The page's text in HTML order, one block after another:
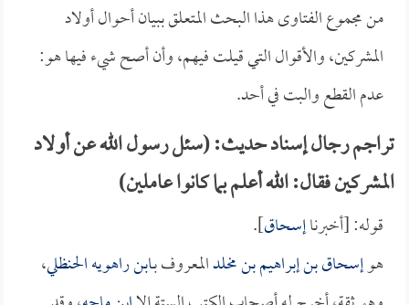
من مجموع الفتاوى هذا البحث المتعلق ببيان أحوال أولاد
المشركين، والأقوال التي قيلت فيهم، وأن أصح شيء فيها هو:
عدم القطع والبت في أحد.
تراجم رجال إسناد حديث: (سئل رسول الله عن أولاد
المشركين فقال: الله أعلم بما كانوا عاملين)
قوله: [أخبرناإسحاق].
هوإسحاق بن إبراهيم بن مخلدالمعروف بـابن راهويه الحنظلي،